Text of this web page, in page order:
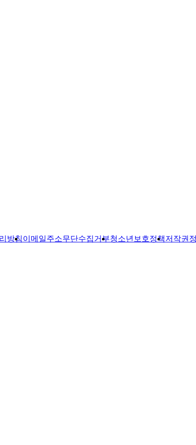
방침이메일주소무단수집거부청소년보호정책저작권